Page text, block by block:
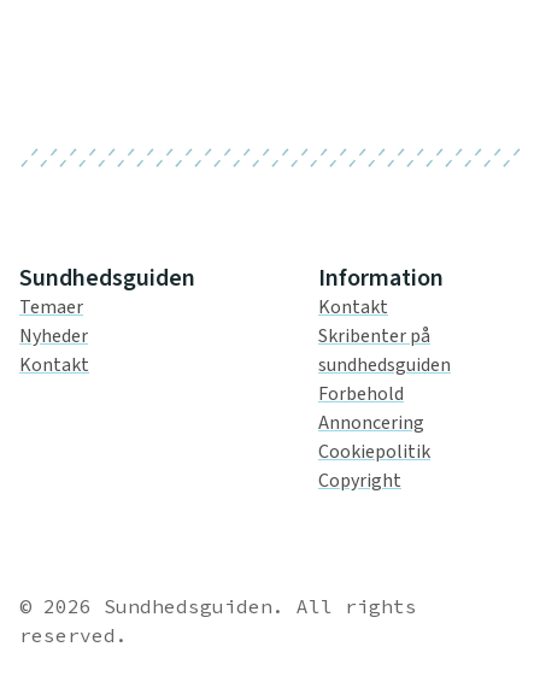
Sundhedsguiden
Temaer
Nyheder
Kontakt
Information
Kontakt
Skribenter på
sundhedsguiden
Forbehold
Annoncering
Cookiepolitik
Copyright
© 2026 Sundhedsguiden. All rights
reserved.